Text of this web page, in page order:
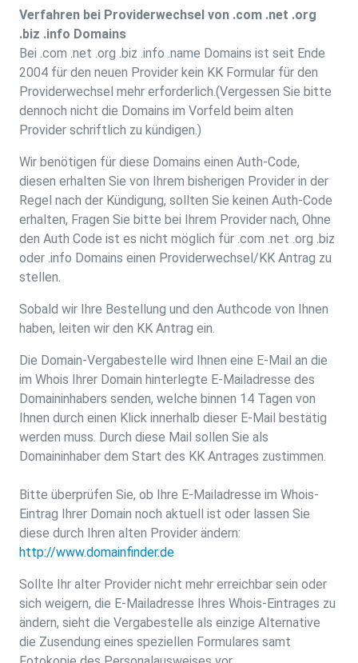
Verfahren bei Providerwechsel von .com .net .org
.biz .info Domains
Bei .com .net .org .biz .info .name Domains ist seit Ende
2004 für den neuen Provider kein KK Formular für den
Providerwechsel mehr erforderlich.(Vergessen Sie bitte
dennoch nicht die Domains im Vorfeld beim alten
Provider schriftlich zu kündigen.)
Wir benötigen für diese Domains einen Auth-Code,
diesen erhalten Sie von Ihrem bisherigen Provider in der
Regel nach der Kündigung, sollten Sie keinen Auth-Code
erhalten, Fragen Sie bitte bei Ihrem Provider nach, Ohne
den Auth Code ist es nicht möglich für .com .net .org .biz
oder .info Domains einen Providerwechsel/KK Antrag zu
stellen.
Sobald wir Ihre Bestellung und den Authcode von Ihnen
haben, leiten wir den KK Antrag ein.
Die Domain-Vergabestelle wird Ihnen eine E-Mail an die
im Whois Ihrer Domain hinterlegte E-Mailadresse des
Domaininhabers senden, welche binnen 14 Tagen von
Ihnen durch einen Klick innerhalb dieser E-Mail bestätig
werden muss. Durch diese Mail sollen Sie als
Domaininhaber dem Start des KK Antrages zustimmen.
Bitte überprüfen Sie, ob Ihre E-Mailadresse im Whois-
Eintrag Ihrer Domain noch aktuell ist oder lassen Sie
diese durch Ihren alten Provider ändern:
http://www.domainfinder.de
Sollte Ihr alter Provider nicht mehr erreichbar sein oder
sich weigern, die E-Mailadresse Ihres Whois-Eintrages zu
ändern, sieht die Vergabestelle als einzige Alternative
die Zusendung eines speziellen Formulares samt